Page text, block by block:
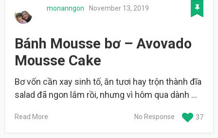
monanngon November 13, 2019
Bánh Mousse bơ – Avovado
Mousse Cake
Bơ vốn cần xay sinh tố, ăn tươi hay trộn thành đĩa
salad đã ngon lắm rồi, nhưng vì hôm qua dành …
Read More 37
No Response